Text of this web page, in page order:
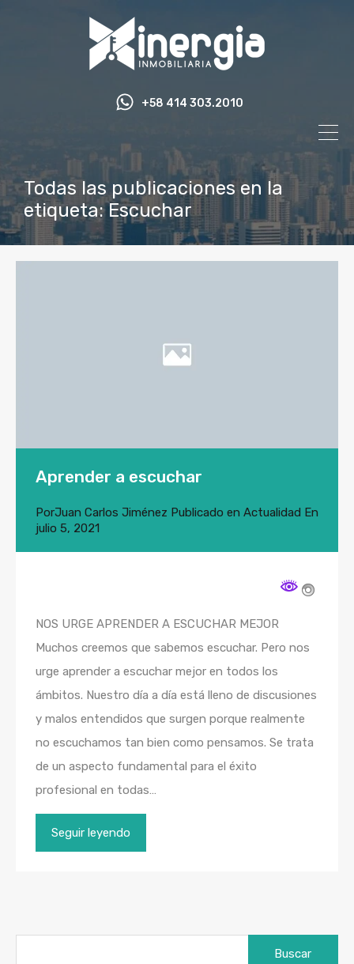
+58 414 303.2010
Todas las publicaciones en la
etiqueta: Escuchar
Aprender a escuchar
PorJuan Carlos Jiménez Publicado en Actualidad En
julio 5, 2021
NOS URGE APRENDER A ESCUCHAR MEJOR
Muchos creemos que sabemos escuchar. Pero nos
urge aprender a escuchar mejor en todos los
ámbitos. Nuestro día a día está lleno de discusiones
y malos entendidos que surgen porque realmente
no escuchamos tan bien como pensamos. Se trata
de un aspecto fundamental para el éxito
profesional en todas…
Seguir leyendo